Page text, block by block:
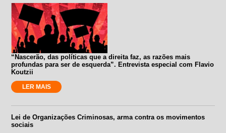
“Nascerão, das políticas que a direita faz, as razões mais
profundas para ser de esquerda”. Entrevista especial com Flavio
Koutzii
LER MAIS
Lei de Organizações Criminosas, arma contra os movimentos
sociais